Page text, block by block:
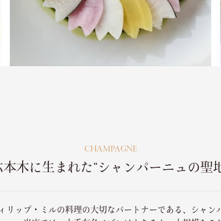
CHAMPAGNE
本木に生まれた“シャンパーニュの聖
リップ・ミルの料理の大切なパートナーである、シャン